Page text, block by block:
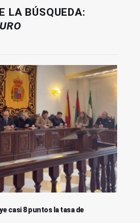
LA BÚSQUEDA:
casi 8 puntos la tasa de